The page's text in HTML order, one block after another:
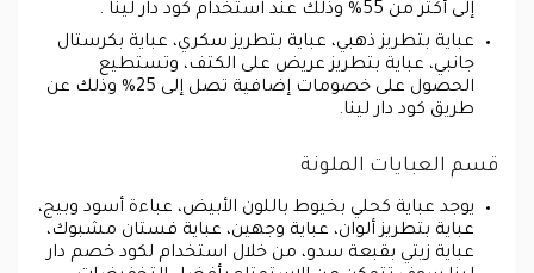
إلى أكثر من 55% وذلك عند استخدام كود دار لينا .
عباية بتطريز ذهبي، عباية بتطريز سكري، عباية بكرستال
جانبي، عباية بتطريز عريض على الكتف، وتستطيع
الحصول على خصومات إضافية تصل إلى 25% وذلك عن
طريق كود دار لينا.
قسم العبايات الملونة
يوجد عباية كحلي بخيوط باللون الأبيض، عباءة أسود وبيج،
عباية بتطريز ألوان، عباية وجهين، عباية فستان مشبوك،
عباية زيتي بقبعة سدو، من خلال استخدام لكود خصم دار